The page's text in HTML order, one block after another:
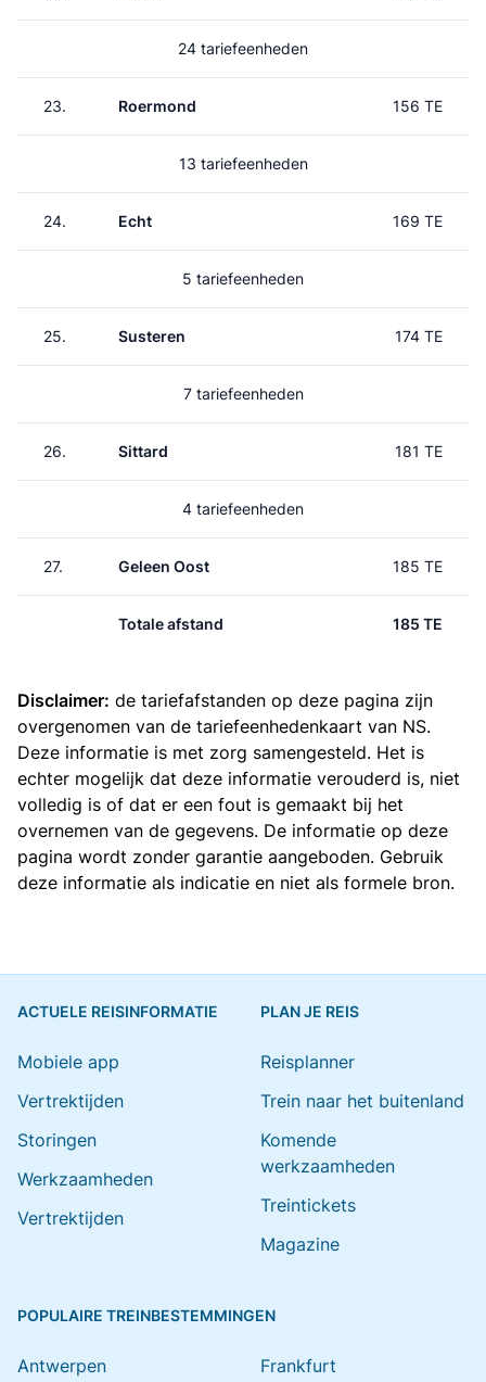
24 tariefeenheden
23. Roermond 156 TE
13 tariefeenheden
24. Echt 169 TE
5 tariefeenheden
25. Susteren 174 TE
7 tariefeenheden
26. Sittard 181 TE
4 tariefeenheden
27. Geleen Oost 185 TE
Totale afstand 185 TE
Disclaimer: de tariefafstanden op deze pagina zijn
overgenomen van de tariefeenhedenkaart van NS.
Deze informatie is met zorg samengesteld. Het is
echter mogelijk dat deze informatie verouderd is, niet
volledig is of dat er een fout is gemaakt bij het
overnemen van de gegevens. De informatie op deze
pagina wordt zonder garantie aangeboden. Gebruik
deze informatie als indicatie en niet als formele bron.
ACTUELE REISINFORMATIE
Mobiele app
Vertrektijden
Storingen
Werkzaamheden
Vertrektijden
PLAN JE REIS
Reisplanner
Trein naar het buitenland
Komende
werkzaamheden
Treintickets
Magazine
POPULAIRE TREINBESTEMMINGEN
Antwerpen Frankfurt